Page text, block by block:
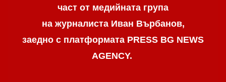
част от медийната група
на журналиста Иван Върбанов,
заедно с платформата PRESS BG NEWS
AGENCY.